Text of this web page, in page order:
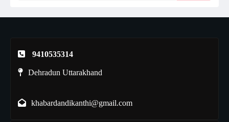
9410535314
Dehradun Uttarakhand
khabardandikanthi@gmail.com